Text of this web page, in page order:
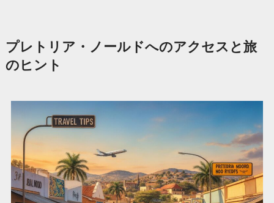
プレトリア・ノールドへのアクセスと旅
のヒント